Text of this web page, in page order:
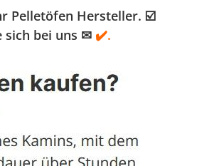
Pelletöfen Hersteller. ☑️
sich bei uns ✉ ✔️.